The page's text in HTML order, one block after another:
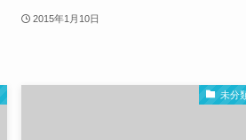
2015年1月10日
未分